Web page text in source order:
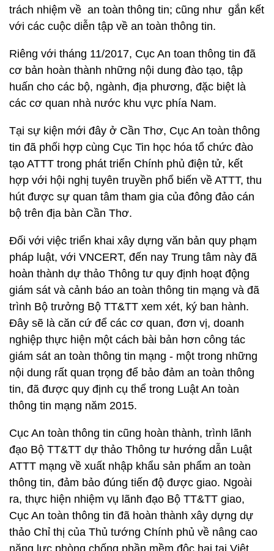
trách nhiệm về an toàn thông tin; cũng như gắn kết
với các cuộc diễn tập về an toàn thông tin.
Riêng với tháng 11/2017, Cục An toan thông tin đã
cơ bản hoàn thành những nội dung đào tạo, tập
huấn cho các bộ, ngành, địa phương, đặc biệt là
các cơ quan nhà nước khu vực phía Nam.
Tại sự kiện mới đây ở Cần Thơ, Cục An toàn thông
tin đã phối hợp cùng Cục Tin học hóa tổ chức đào
tạo ATTT trong phát triển Chính phủ điện tử, kết
hợp với hội nghị tuyên truyền phổ biến về ATTT, thu
hút được sự quan tâm tham gia của đông đảo cán
bộ trên địa bàn Cần Thơ.
Đối với việc triển khai xây dựng văn bản quy phạm
pháp luật, với VNCERT, đến nay Trung tâm này đã
hoàn thành dự thảo Thông tư quy định hoạt động
giám sát và cảnh báo an toàn thông tin mạng và đã
trình Bộ trưởng Bộ TT&TT xem xét, ký ban hành.
Đây sẽ là căn cứ để các cơ quan, đơn vị, doanh
nghiệp thực hiện một cách bài bản hơn công tác
giám sát an toàn thông tin mạng - một trong những
nội dung rất quan trọng để bảo đảm an toàn thông
tin, đã được quy định cụ thể trong Luật An toàn
thông tin mạng năm 2015.
Cục An toàn thông tin cũng hoàn thành, trình lãnh
đạo Bộ TT&TT dự thảo Thông tư hướng dẫn Luật
ATTT mạng về xuất nhập khẩu sản phẩm an toàn
thông tin, đảm bảo đúng tiến độ được giao. Ngoài
ra, thực hiện nhiệm vụ lãnh đạo Bộ TT&TT giao,
Cục An toàn thông tin đã hoàn thành xây dựng dự
thảo Chỉ thị của Thủ tướng Chính phủ về nâng cao
năng lực phòng chống phần mềm độc hại tại Việt